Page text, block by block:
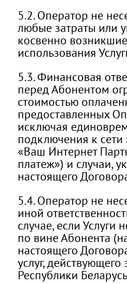
5.2. Оператор не
любые затраты или
косвенно
использования
5.3. Финансовая
перед Абонентом
стоимостью
предоставленных
исключая
подключения к
«Ваш Интернет
платеж») и случаи,
настоящего
5.4. Оператор не
иной
случае, если Услуги
по вине Абонента
настоящего
услуг, действующего
Республики